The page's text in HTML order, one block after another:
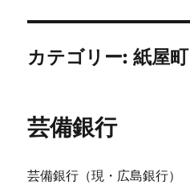
カテゴリー:紙屋町
芸備銀行
芸備銀行（現・広島銀行）